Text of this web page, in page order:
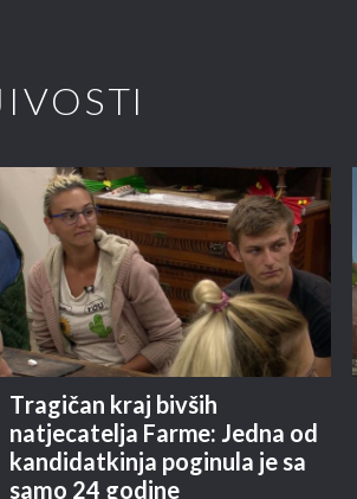
Tragičan kraj bivših
natjecatelja Farme: Jedna od
kandidatkinja poginula je sa
samo 24 godine